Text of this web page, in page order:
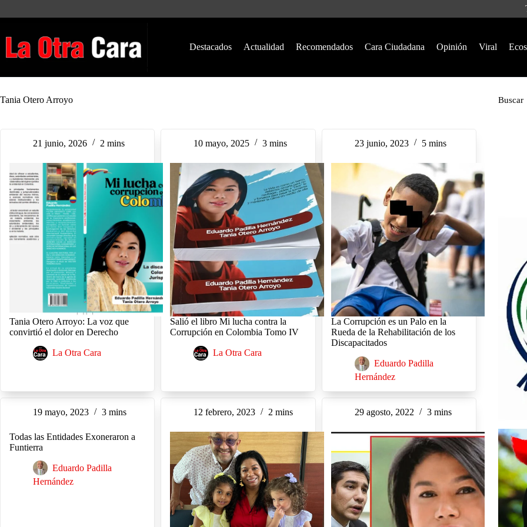
Destacados Actualidad Recomendados Cara Ciudadana Opinión Viral
Tania Otero Arroyo
21 junio, 2026 2 mins
Tania Otero Arroyo: La voz que
convirtió el dolor en Derecho
La Otra Cara
10 mayo, 2025 3 mins
Salió el libro Mi lucha contra la
Corrupción en Colombia Tomo IV
La Otra Cara
23 junio, 2023 5 mins
La Corrupción es un Palo en la
Rueda de la Rehabilitación de los
Discapacitados
Eduardo Padilla
Hernández
19 mayo, 2023 3 mins
Todas las Entidades Exoneraron a
Funtierra
Eduardo Padilla
Hernández
12 febrero, 2023 2 mins 29 agosto, 2022 3 mins
Buscar